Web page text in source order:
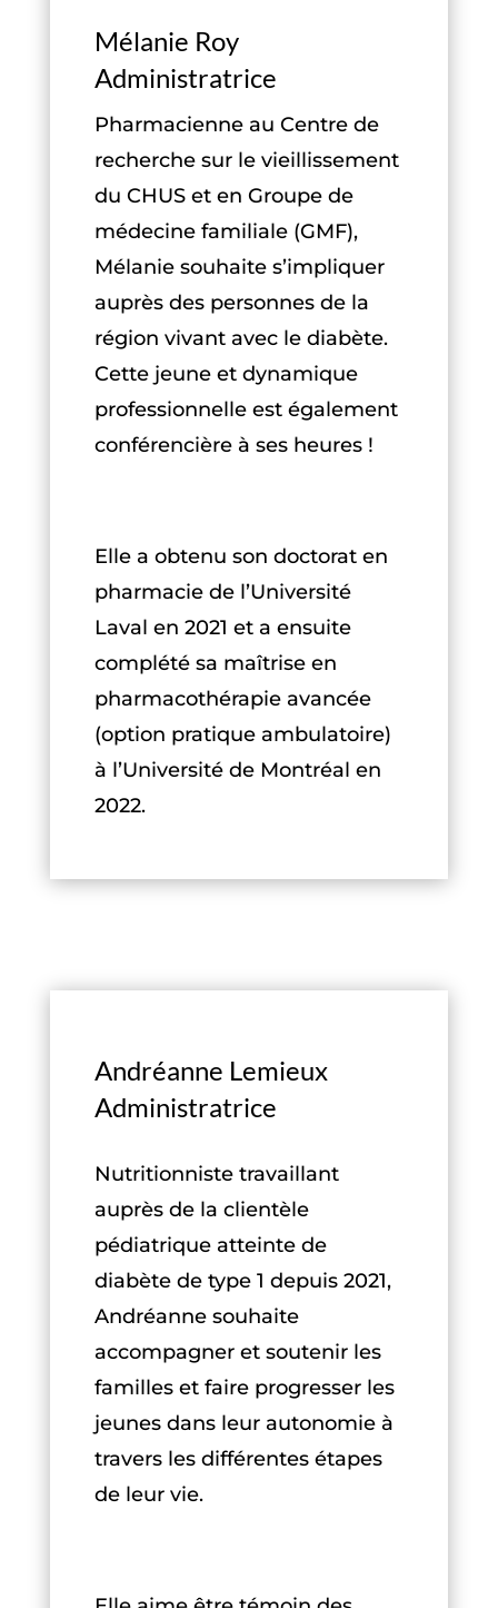
Mélanie Roy
Administratrice
Pharmacienne au Centre de
recherche sur le vieillissement
du CHUS et en Groupe de
médecine familiale (GMF),
Mélanie souhaite s’impliquer
auprès des personnes de la
région vivant avec le diabète.
Cette jeune et dynamique
professionnelle est également
conférencière à ses heures !
Elle a obtenu son doctorat en
pharmacie de l’Université
Laval en 2021 et a ensuite
complété sa maîtrise en
pharmacothérapie avancée
(option pratique ambulatoire)
à l’Université de Montréal en
2022.
Andréanne Lemieux
Administratrice
Nutritionniste travaillant
auprès de la clientèle
pédiatrique atteinte de
diabète de type 1 depuis 2021,
Andréanne souhaite
accompagner et soutenir les
familles et faire progresser les
jeunes dans leur autonomie à
travers les différentes étapes
de leur vie.